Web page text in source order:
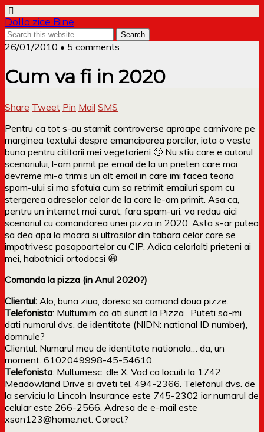
Dollo zice Bine
26/01/2010 • 5 comments
Cum va fi in 2020
Share Tweet Pin Mail SMS
Pentru ca tot s-au starnit controverse aproape carnivore pe
marginea textului despre emanciparea porcilor, iata o veste
buna pentru cititorii mei vegetarieni 🙂 Nu stiu care e autorul
scenariului, l-am primit pe email de la un prieten care mai
devreme mi-a trimis un alt email in care imi facea teoria
spam-ului si ma sfatuia cum sa retrimit emailuri spam cu
stergerea adreselor celor de la care le-am primit. Asa ca,
pentru un internet mai curat, fara spam-uri, va redau aici
scenariul cu comandarea unei pizza in 2020. Asta s-ar putea
sa dea apa la moara si ultrasilor din tabara celor care se
impotrivesc pasapoartelor cu CIP. Adica celorlalti prieteni ai
mei, habotnicii ortodocsi 😀
Comanda la pizza (in Anul 2020?)
Clientul: Alo, buna ziua, doresc sa comand doua pizze.
Telefonista: Multumim ca ati sunat la Pizza . Puteti sa-mi
dati numarul dvs. de identitate (NIDN: national ID number),
domnule?
Clientul: Numarul meu de identitate nationala… da, un
moment. 6102049998-45-54610.
Telefonista: Multumesc, dle X. Vad ca locuiti la 1742
Meadowland Drive si aveti tel. 494-2366. Telefonul dvs. de
la serviciu la Lincoln Insurance este 745-2302 iar numarul de
celular este 266-2566. Adresa de e-mail este
xson123@home.net. Corect?